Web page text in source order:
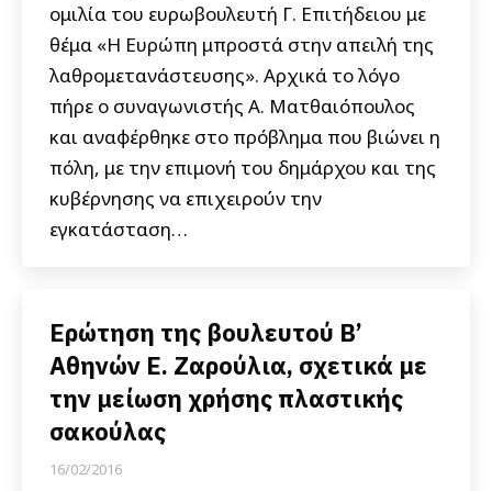
ομιλία του ευρωβουλευτή Γ. Επιτήδειου με
θέμα «Η Ευρώπη μπροστά στην απειλή της
λαθρομετανάστευσης». Αρχικά το λόγο
πήρε ο συναγωνιστής Α. Ματθαιόπουλος
και αναφέρθηκε στο πρόβλημα που βιώνει η
πόλη, με την επιμονή του δημάρχου και της
κυβέρνησης να επιχειρούν την
εγκατάσταση…
Ερώτηση της βουλευτού Β’
Αθηνών Ε. Ζαρούλια, σχετικά με
την μείωση χρήσης πλαστικής
σακούλας
16/02/2016